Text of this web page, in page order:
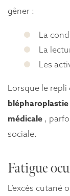
gêner :
La
La
Les
Lorsque le repli
médicale ,
sociale.
Fatigue
L’excès cutané